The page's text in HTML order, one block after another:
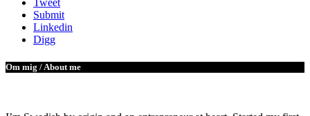
Tweet
Submit
Linkedin
Digg
Om mig / About me